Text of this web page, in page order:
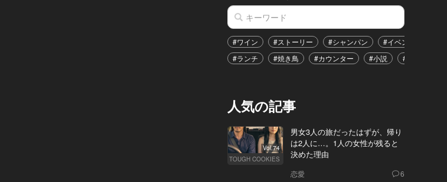
#ワイン #ストーリー #シャンパン #イベント
#ランチ
#焼き鳥 #カウンター #小説 #恋愛
人気の記事
Vol.74
TOUGH COOKIES
男女3人の旅だったはずが、帰り
は2人に…。1人の女性が残ると
決めた理由
恋愛 6